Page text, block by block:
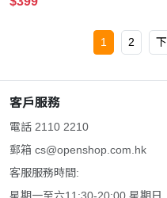
1 2
客戶服務
電話 2110 2210
郵箱 cs@openshop.com.hk
客服服務時間: